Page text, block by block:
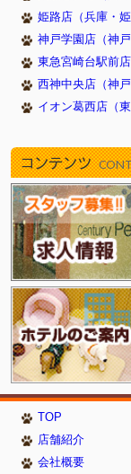
姫路店（兵庫・姫
神戸学園店（神戸
東急宮崎台駅前
西神中央店（神戸
イオン葛西店（
コンテンツ
TOP
店舗紹介
会社概要